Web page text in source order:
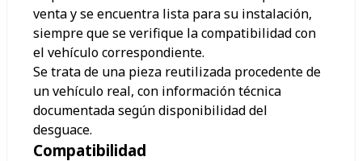
venta y se encuentra lista para su instalación,
siempre que se verifique la compatibilidad con
el vehículo correspondiente.
Se trata de una pieza reutilizada procedente de
un vehículo real, con información técnica
documentada según disponibilidad del
desguace.
Compatibilidad